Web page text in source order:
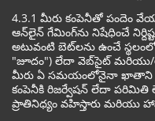
4.3.1 మీరు కంపెనీతో పందెం
ఆన్‌లైన్ గేమింగ్‌ను నిషేధించే
అటువంటి బెట్‌లను ఉంచే
"జూదం") లేదా వెబ్‌సైట్
మీరు ఏ సమయంలోనైనా ఖాతాని
కంపెనీకి రిజర్వేషన్ లేదా పరిమితి
ప్రాతినిధ్యం వహిస్తారు మరియు